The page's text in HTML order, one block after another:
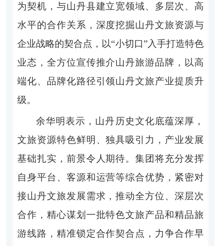
为契机，与山丹县建立宽领域、多层次、高
水平的合作关系，深度挖掘山丹文旅资源与
企业战略的契合点，以“小切口”入手打造特色
业态，全方位宣传推介山丹旅游品牌，以高
端化、品牌化路径引领山丹文旅产业提质升
级。
余华明表示，山丹历史文化底蕴深厚，
文旅资源特色鲜明、独具吸引力，产业发展
基础扎实，前景令人期待。集团将充分发挥
自身平台、客源和运营等综合优势，紧密对
接山丹文旅发展需求，推动全方位、深层次
合作，精心谋划一批特色文旅产品和精品旅
游线路，精准锁定合作契合点，力争合作早